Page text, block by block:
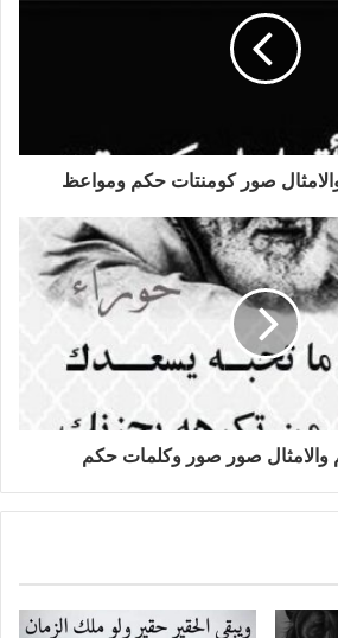
صور كومنتات حكم ومواعظ
والامثال صور صور وكلمات حكم